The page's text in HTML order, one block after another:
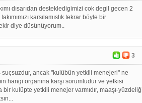
dısarıdan destekledigimizi cok degil gecen 2
karsılamıstık tekrar böyle bir
diye düsünüyorum..
3
ancak "kulübün yetkili menejeri" ne
hangi organına karşı sorumludur ve yetkisi
bir kulüpte yetkili menejer varmıdır, maaşı-yüzdeliği